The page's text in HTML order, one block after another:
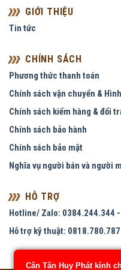
Cân Tân Huy Phát kính
GIỚI THIỆU
Tin tức
CHÍNH SÁCH
Phương thức thanh toán
Chính sách vận chuyển &
Chính sách kiểm hàng & đổi
Chính sách bảo hành
Chính sách bảo mật
Nghĩa vụ người bán và người
HỖ TRỢ
Hotline/ Zalo: 0384.244.344
Hỗ trợ kỹ thuật: 0818.780.787